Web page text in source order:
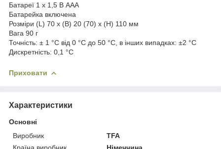
Батареї 1 х 1,5 В ААА
Батарейка включена
Розміри (L) 70 x (B) 20 (70) x (H) 110 мм
Вага 90 г
Точність: ± 1 °C від 0 °C до 50 °C, в інших випадках: ±2 °C
Дискретність: 0,1 °C
Приховати
Характеристики
Основні
Виробник
TFA
Країна виробник
Німеччина